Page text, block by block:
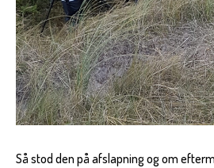
Så stod den på afslapning og om